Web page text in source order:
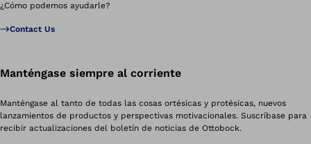
¿Cómo podemos ayudarle?
Contact Us
Manténgase siempre al corriente
Manténgase al tanto de todas las cosas ortésicas y protésicas, nuevos
lanzamientos de productos y perspectivas motivacionales. Suscríbase para
recibir actualizaciones del boletín de noticias de Ottobock.